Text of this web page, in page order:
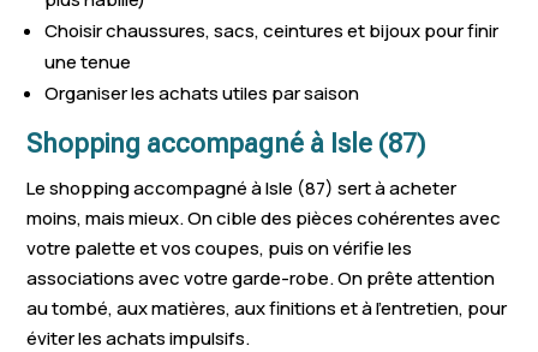
Choisir chaussures, sacs, ceintures et bijoux pour finir
une tenue
Organiser les achats utiles par saison
Shopping accompagné à Isle (87)
Le shopping accompagné à Isle (87) sert à acheter
moins, mais mieux. On cible des pièces cohérentes avec
votre palette et vos coupes, puis on vérifie les
associations avec votre garde-robe. On prête attention
au tombé, aux matières, aux finitions et à l’entretien, pour
éviter les achats impulsifs.